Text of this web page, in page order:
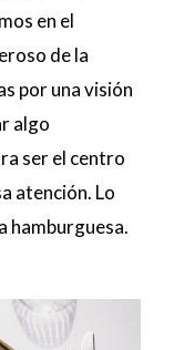
en el
de la
por una visión
algo
ser el centro
atención. Lo
hamburguesa.